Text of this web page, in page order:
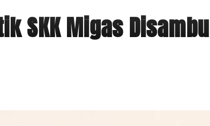
SKK Migas